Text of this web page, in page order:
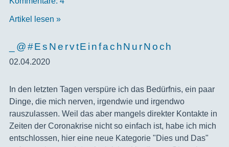
Artikel lesen »
_@#EsNervtEinfachNurNoch
02.04.2020
In den letzten Tagen verspüre ich das Bedürfnis, ein paar
Dinge, die mich nerven, irgendwie und irgendwo
rauszulassen. Weil das aber mangels direkter Kontakte in
Zeiten der Coronakrise nicht so einfach ist, habe ich mich
entschlossen, hier eine neue Kategorie "Dies und Das"